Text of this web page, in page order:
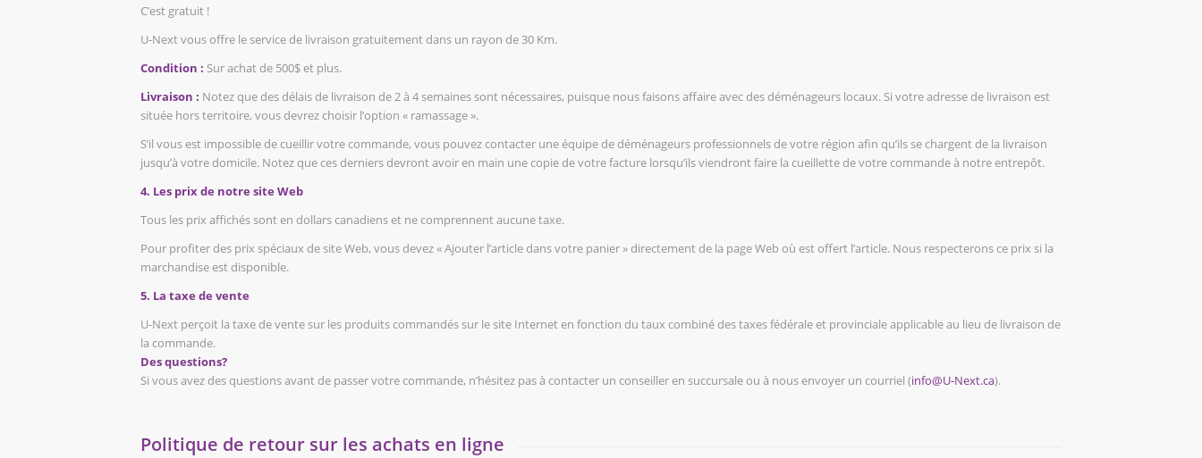
C’est gratuit !
U-Next vous offre le service de livraison gratuitement dans un rayon de 30 Km.
Condition : Sur achat de 500$ et plus.
Livraison : Notez que des délais de livraison de 2 à 4 semaines sont nécessaires, puisque nous faisons affaire avec des déménageurs locaux. Si votre adresse de livraison est
située hors territoire, vous devrez choisir l’option « ramassage ».
S’il vous est impossible de cueillir votre commande, vous pouvez contacter une équipe de déménageurs professionnels de votre région afin qu’ils se chargent de la livraison
jusqu’à votre domicile. Notez que ces derniers devront avoir en main une copie de votre facture lorsqu’ils viendront faire la cueillette de votre commande à notre entrepôt.
4. Les prix de notre site Web
Tous les prix affichés sont en dollars canadiens et ne comprennent aucune taxe.
Pour profiter des prix spéciaux de site Web, vous devez « Ajouter l’article dans votre panier » directement de la page Web où est offert l’article. Nous respecterons ce prix si la
marchandise est disponible.
5. La taxe de vente
U-Next perçoit la taxe de vente sur les produits commandés sur le site Internet en fonction du taux combiné des taxes fédérale et provinciale applicable au lieu de livraison de
la commande.
Des questions?
Si vous avez des questions avant de passer votre commande, n’hésitez pas à contacter un conseiller en succursale ou à nous envoyer un courriel (info@U-Next.ca).
Politique de retour sur les achats en ligne